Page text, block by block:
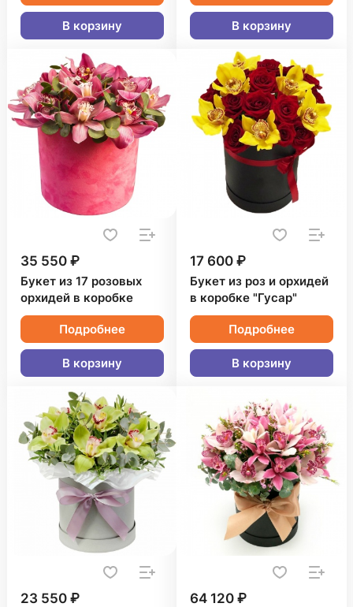
В корзину В корзину
35 550 ₽
Букет из 17 розовых
орхидей в коробке
Подробнее
В корзину
17 600 ₽
Букет из роз и орхидей
в коробке "Гусар"
Подробнее
В корзину
23 550 ₽ 64 120 ₽